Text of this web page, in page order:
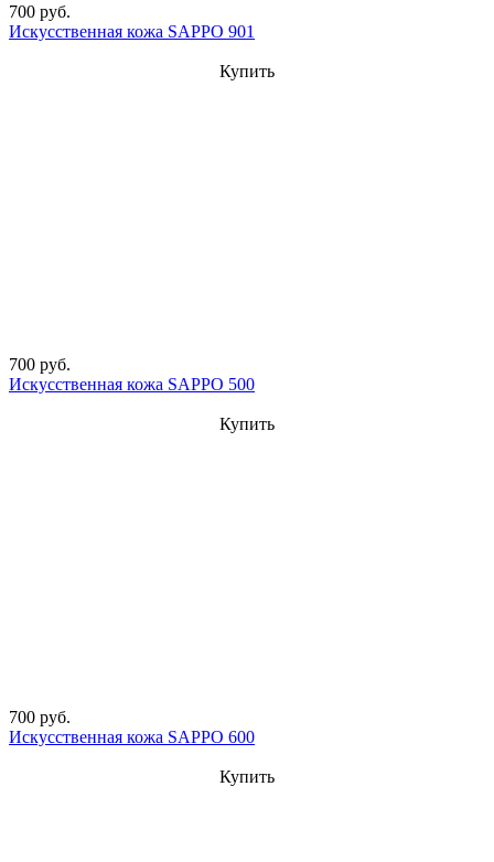
700 руб.
Искусственная кожа SAPPO 901
Купить
700 руб.
Искусственная кожа SAPPO 500
Купить
700 руб.
Искусственная кожа SAPPO 600
Купить